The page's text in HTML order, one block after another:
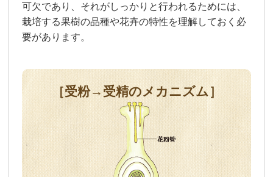
可欠であり、それがしっかりと行われるためには、
栽培する果樹の品種や花卉の特性を理解しておく必
要があります。
［受粉→受精のメカニズム］